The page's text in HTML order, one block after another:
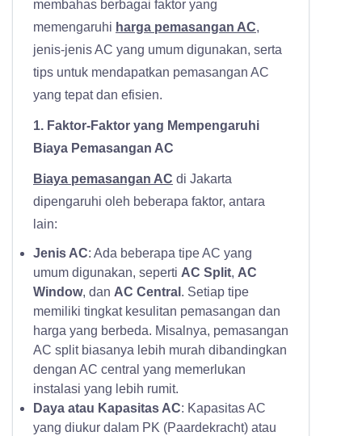
membahas berbagai faktor yang
memengaruhi harga pemasangan AC,
jenis-jenis AC yang umum digunakan, serta
tips untuk mendapatkan pemasangan AC
yang tepat dan efisien.
1. Faktor-Faktor yang Mempengaruhi
Biaya Pemasangan AC
Biaya pemasangan AC di Jakarta
dipengaruhi oleh beberapa faktor, antara
lain:
Jenis AC: Ada beberapa tipe AC yang
umum digunakan, seperti AC Split, AC
Window, dan AC Central . Setiap tipe
memiliki tingkat kesulitan pemasangan dan
harga yang berbeda. Misalnya, pemasangan
AC split biasanya lebih murah dibandingkan
dengan AC central yang memerlukan
instalasi yang lebih rumit.
Daya atau Kapasitas AC: Kapasitas AC
yang diukur dalam PK (Paardekracht) atau